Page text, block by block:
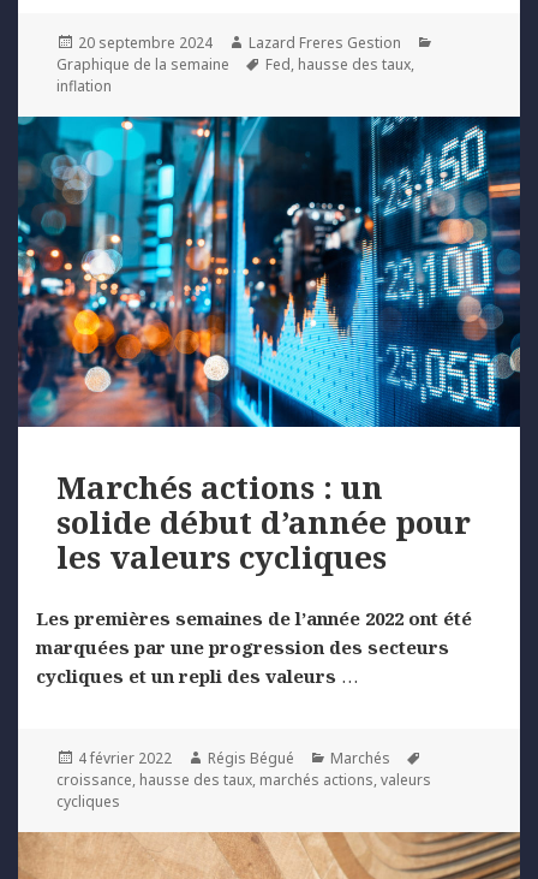
Posted
on
20 septembre 2024 Author
Lazard Freres Gestion
Graphique de la semaine
Tags
Fed, hausse des taux,
inflation
Marchés actions : un
solide début d’année pour
les valeurs cycliques
Les premières semaines de l’année 2022 ont été
marquées par une progression des secteurs
cycliques et un repli des valeurs …
Posted
on
4 février 2022 Author
Régis Bégué Categories
Marchés
croissance, hausse des taux, marchés actions,valeurs
cycliques